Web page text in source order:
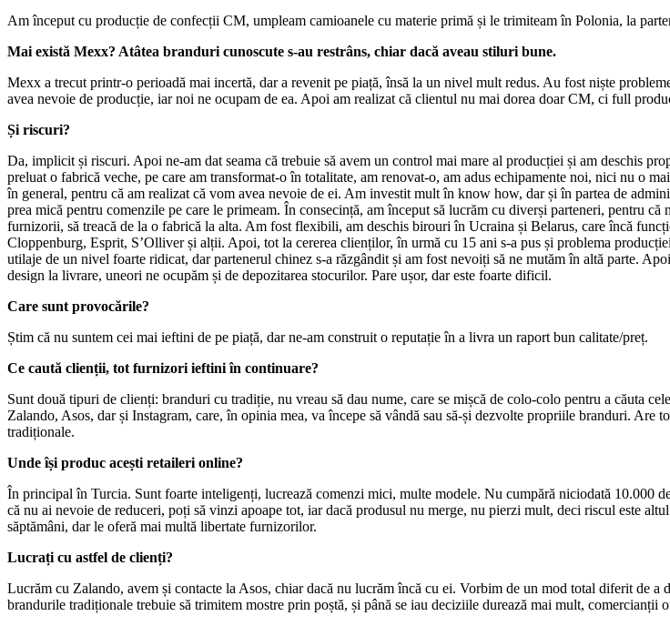
Am început cu producție de confecții CM, umpleam camioanele cu materie primă și le trimiteam în Polonia, la
Mai există Mexx? Atâtea branduri cunoscute s-au restrâns, chiar dacă aveau stiluri bune.
Mexx a trecut printr-o perioadă mai incertă, dar a revenit pe piață, însă la un nivel mult redus. Au fost niște
avea nevoie de producție, iar noi ne ocupam de ea. Apoi am realizat că clientul nu mai dorea doar CM, ci full
Și riscuri?
Da, implicit și riscuri. Apoi ne-am dat seama că trebuie să avem un control mai mare al producției și am deschis
preluat o fabrică veche, pe care am transformat-o în totalitate, am renovat-o, am adus echipamente noi, nici nu o
în general, pentru că am realizat că vom avea nevoie de ei. Am investit mult în know how, dar și în partea de
prea mică pentru comenzile pe care le primeam. În consecință, am început să lucrăm cu diverși parteneri, pentru
furnizorii, să treacă de la o fabrică la alta. Am fost flexibili, am deschis birouri în Ucraina și Belarus, care încă
Cloppenburg, Esprit, S’Olliver și alții. Apoi, tot la cererea clienților, în urmă cu 15 ani s-a pus și problema
utilaje de un nivel foarte ridicat, dar partenerul chinez s-a răzgândit și am fost nevoiți să ne mutăm în altă parte.
design la livrare, uneori ne ocupăm și de depozitarea stocurilor. Pare ușor, dar este foarte dificil.
Care sunt provocările?
Știm că nu suntem cei mai ieftini de pe piață, dar ne-am construit o reputație în a livra un raport bun calitate/preț.
Ce caută clienții, tot furnizori ieftini în continuare?
Sunt două tipuri de clienți: branduri cu tradiție, nu vreau să dau nume, care se mișcă de colo-colo pentru a căuta
Zalando, Asos, dar și Instagram, care, în opinia mea, va începe să vândă sau să-și dezvolte propriile branduri.
tradiționale.
Unde își produc acești retaileri online?
În principal în Turcia. Sunt foarte inteligenți, lucrează comenzi mici, multe modele. Nu cumpără niciodată 10.000
că nu ai nevoie de reduceri, poți să vinzi apoape tot, iar dacă produsul nu merge, nu pierzi mult, deci riscul este
săptămâni, dar le oferă mai multă libertate furnizorilor.
Lucrați cu astfel de clienți?
Lucrăm cu Zalando, avem și contacte la Asos, chiar dacă nu lucrăm încă cu ei. Vorbim de un mod total diferit de
brandurile tradiționale trebuie să trimitem mostre prin poștă, și până se iau deciziile durează mai mult, comercianții